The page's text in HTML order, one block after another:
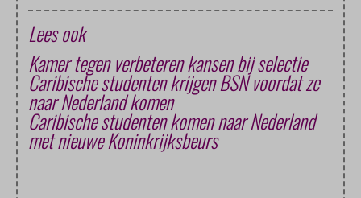
Lees ook
Kamer tegen verbeteren kansen bij selectie
Caribische studenten krijgen BSN voordat ze
naar Nederland komen
Caribische studenten komen naar Nederland
met nieuwe Koninkrijksbeurs